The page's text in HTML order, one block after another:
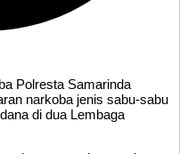
Polresta Samarinda
narkoba jenis sabu-sabu
di dua Lembaga